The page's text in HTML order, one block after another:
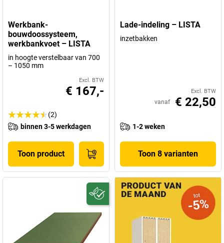
Werkbank-
bouwdoossysteem,
werkbankvoet – LISTA
in hoogte verstelbaar van 700
– 1050 mm
Excl. BTW
€ 167,-
(2)
binnen 3-5 werkdagen
Toon product
Lade-indeling – LISTA
inzetbakken
Excl. BTW
vanaf € 22,50
1-2 weken
Toon 8 varianten